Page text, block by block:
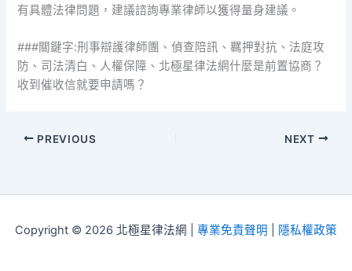
有具體法律問題，建議諮詢專業律師以獲得量身建議。
###關鍵字:刑事辯護律師團、偵查陪訊、羈押對抗、法庭攻
防、司法清白、人權保障、北極星律法網什麼是前置協商？
收到催收信就要申請嗎？
PREVIOUS NEXT
Copyright © 2026 北極星律法網 | 專業免責聲明 隱私權政策